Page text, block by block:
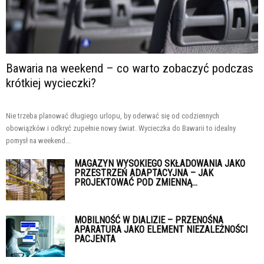
Bawaria na weekend – co warto zobaczyć podczas
krótkiej wycieczki?
Nie trzeba planować długiego urlopu, by oderwać się od codziennych
obowiązków i odkryć zupełnie nowy świat. Wycieczka do Bawarii to idealny
pomysł na weekend...
MAGAZYN WYSOKIEGO SKŁADOWANIA JAKO
PRZESTRZEŃ ADAPTACYJNA – JAK
PROJEKTOWAĆ POD ZMIENNĄ...
MOBILNOŚĆ W DIALIZIE – PRZENOŚNA
APARATURA JAKO ELEMENT NIEZALEŻNOŚCI
PACJENTA